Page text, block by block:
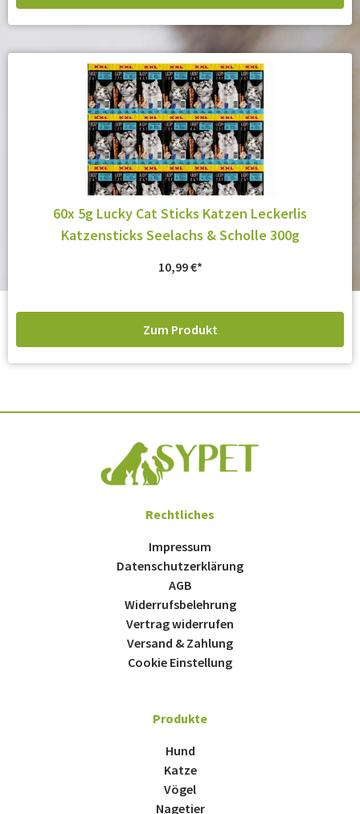
60x 5g Lucky Cat Sticks Katzen Leckerlis
Katzensticks Seelachs & Scholle 300g
10,99€
Zum Produkt
Rechtliches
Impressum
Datenschutzerklärung
AGB
Widerrufsbelehrung
Vertrag widerrufen
Versand & Zahlung
Cookie Einstellung
Produkte
Hund
Katze
Vögel
Nagetier